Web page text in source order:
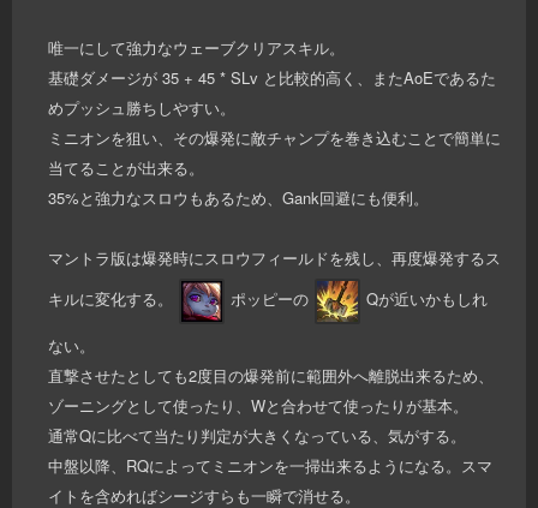
唯一にして強力なウェーブクリアスキル。
基礎ダメージが 35 + 45 * SLv と比較的高く、またAoEであるた
めプッシュ勝ちしやすい。
ミニオンを狙い、その爆発に敵チャンプを巻き込むことで簡単に
当てることが出来る。
35%と強力なスロウもあるため、Gank回避にも便利。
マントラ版は爆発時にスロウフィールドを残し、再度爆発するス
キルに変化する。
ポッピーの Qが近いかもしれ
ない。
直撃させたとしても2度目の爆発前に範囲外へ離脱出来るため、
ゾーニングとして使ったり、Wと合わせて使ったりが基本。
通常Qに比べて当たり判定が大きくなっている、気がする。
中盤以降、RQによってミニオンを一掃出来るようになる。スマ
イトを含めればシージすらも一瞬で消せる。